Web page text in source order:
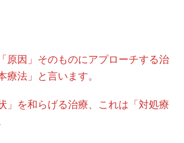
原因」そのものにアプローチする治
療法」と言います。
」を和らげる治療、これは「対処療